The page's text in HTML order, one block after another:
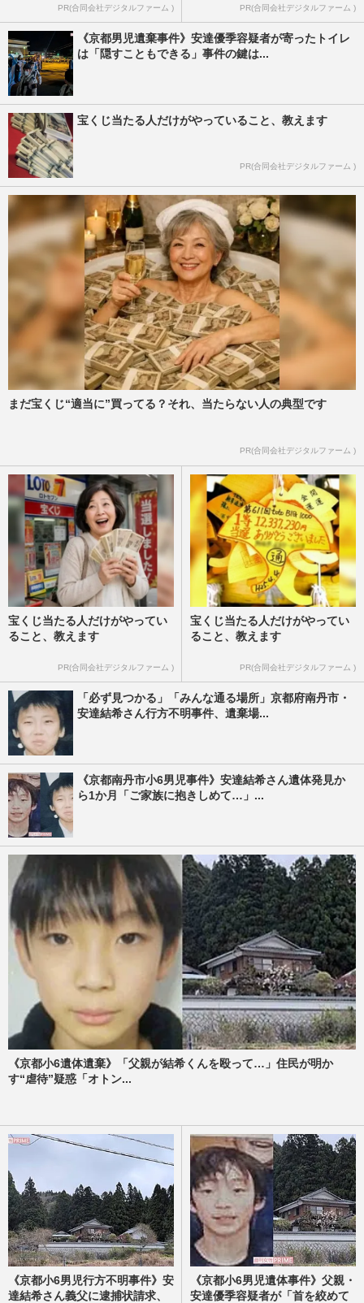
PR(合同会社デジタルファーム ) PR(合同会社デジタルファーム )
《京都男児遺棄事件》安達優季容疑者が寄ったトイレ
は「隠すこともできる」事件の鍵は...
宝くじ当たる人だけがやっていること、教えます
PR(合同会社デジタルファーム )
まだ宝くじ“適当に”買ってる？それ、当たらない人の典型です
PR(合同会社デジタルファーム )
宝くじ当たる人だけがやってい
ること、教えます
PR(合同会社デジタルファーム )
宝くじ当たる人だけがやってい
ること、教えます
PR(合同会社デジタルファーム )
「必ず見つかる」「みんな通る場所」京都府南丹市・
安達結希さん行方不明事件、遺棄場...
《京都南丹市小6男児事件》安達結希さん遺体発見か
ら1か月「ご家族に抱きしめて…」...
《京都小6遺体遺棄》「父親が結希くんを殴って…」住民が明か
す“虐待”疑惑「オトン...
《京都小6男児行方不明事件》安
達結希さん義父に逮捕状請求、
《京都小6男児遺体事件》父親・
安達優季容疑者が「首を絞めて